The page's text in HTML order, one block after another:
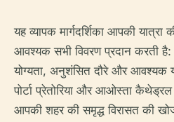
यह व्यापक मार्गदर्शिका आपकी यात्रा
आवश्यक सभी विवरण प्रदान करती
योग्यता, अनुशंसित दौरे और आवश्यक
पोर्टा प्रेतोरिया और आओस्ता
आपकी शहर की समृद्ध विरासत की